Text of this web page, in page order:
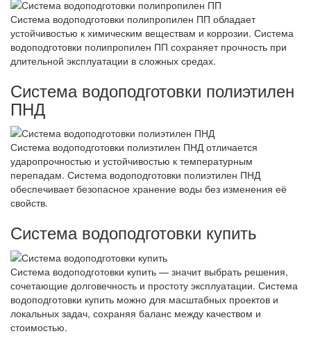
Система водоподготовки полипропилен ПП обладает
устойчивостью к химическим веществам и коррозии. Система
водоподготовки полипропилен ПП сохраняет прочность при
длительной эксплуатации в сложных средах.
Система водоподготовки полиэтилен
ПНД
Система водоподготовки полиэтилен ПНД отличается
ударопрочностью и устойчивостью к температурным
перепадам. Система водоподготовки полиэтилен ПНД
обеспечивает безопасное хранение воды без изменения её
свойств.
Система водоподготовки купить
Система водоподготовки купить — значит выбрать решения,
сочетающие долговечность и простоту эксплуатации. Система
водоподготовки купить можно для масштабных проектов и
локальных задач, сохраняя баланс между качеством и
стоимостью.